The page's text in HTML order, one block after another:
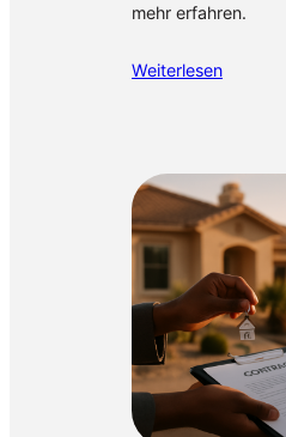
mehr erfahren.
Weiterlesen